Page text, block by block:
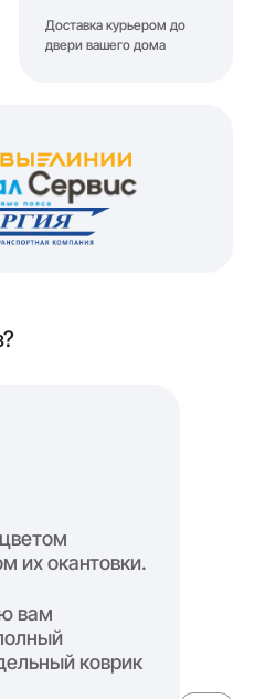
Доставка курьером до
двери вашего дома
их окантовки.
вам
коврик